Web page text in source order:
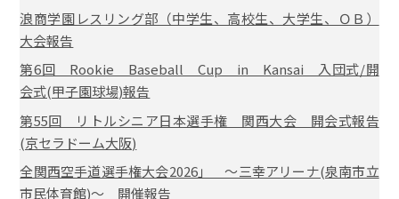
浪商学園レスリング部（中学生、高校生、大学生、ＯＢ）
大会報告
第6回 Rookie Baseball Cup in Kansai 入団式/開
会式(甲子園球場)報告
第55回 リトルシニア日本選手権 関西大会 開会式報告
(京セラドーム大阪)
全関西空手道選手権大会2026」 ～三幸アリーナ(泉南市立
市民体育館)～ 開催報告